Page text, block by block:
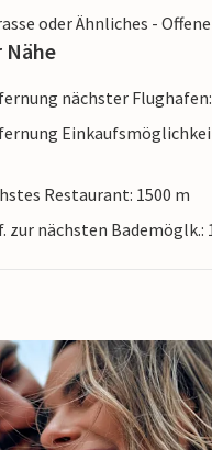
oder Ähnliches -
Nähe
nächster Flughafen:
Restaurant: 1500 m
zur nächsten Bademöglk.: